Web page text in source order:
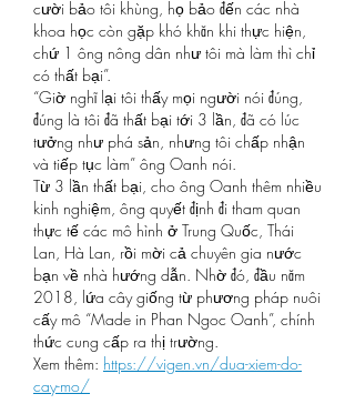
cười bảo tôi khùng, họ bảo đến các nhà
khoa học còn gặp khó khăn khi thực hiện,
chứ 1 ông nông dân như tôi mà làm thì chỉ
có thất bại”.
“Giờ nghĩ lại tôi thấy mọi người nói đúng,
đúng là tôi đã thất bại tới 3 lần, đã có lúc
tưởng như phá sản, nhưng tôi chấp nhận
và tiếp tục làm” ông Oanh nói.
Từ 3 lần thất bại, cho ông Oanh thêm nhiều
kinh nghiệm, ông quyết định đi tham quan
thực tế các mô hình ở Trung Quốc, Thái
Lan, Hà Lan, rồi mời cả chuyên gia nước
bạn về nhà hướng dẫn. Nhờ đó, đầu năm
2018, lứa cây giống từ phương pháp nuôi
cấy mô “Made in Phan Ngoc Oanh”, chính
thức cung cấp ra thị trường.
Xem thêm: https://vigen.vn/dua-xiem-do-
cay-mo/